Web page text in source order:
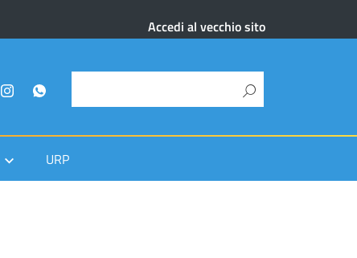
Accedi al vecchio sito
URP